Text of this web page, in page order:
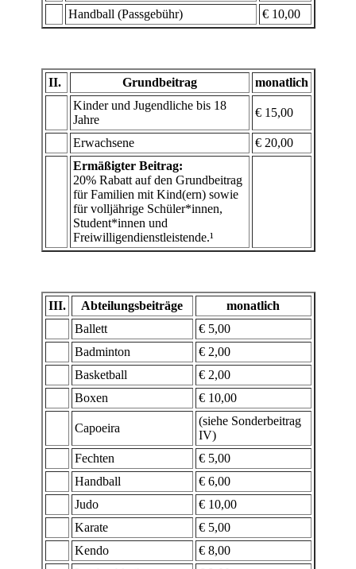
Handball (Passgebühr)
€ 10,00
II. Grundbeitrag
monatlich
Kinder und Jugendliche bis 18
Jahre
€ 15,00
Erwachsene
€ 20,00
Ermäßigter Beitrag:
20% Rabatt auf den Grundbeitrag
für Familien mit Kind(ern) sowie
für volljährige Schüler*innen,
Student*innen und
Freiwilligendienstleistende.¹
III. Abteilungsbeiträge
monatlich
Ballett
€ 5,00
Badminton
€ 2,00
Basketball
€ 2,00
Boxen
€ 10,00
Capoeira
(siehe Sonderbeitrag
IV)
Fechten
€ 5,00
Handball
€ 6,00
Judo
€ 10,00
Karate
€ 5,00
Kendo
€ 8,00